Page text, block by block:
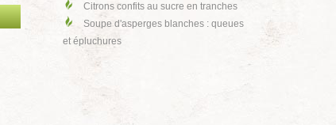
Citrons confits au sucre en tranches
Soupe d'asperges blanches : queues
et épluchures